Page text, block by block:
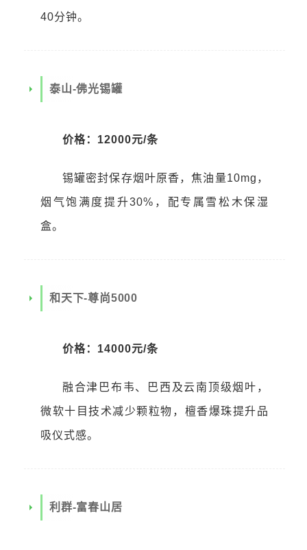
40分钟。
泰山-佛光锡罐
价格：12000元/条
锡罐密封保存烟叶原香，焦油量10mg，
烟气饱满度提升30%，配专属雪松木保湿
盒。
和天下-尊尚5000
价格：14000元/条
融合津巴布韦、巴西及云南顶级烟叶，
微软十目技术减少颗粒物，檀香爆珠提升品
吸仪式感。
利群-富春山居